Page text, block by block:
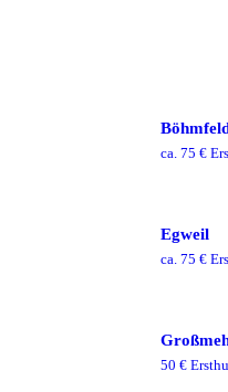
ca. 75 €
Egweil
ca. 75 €
50 €